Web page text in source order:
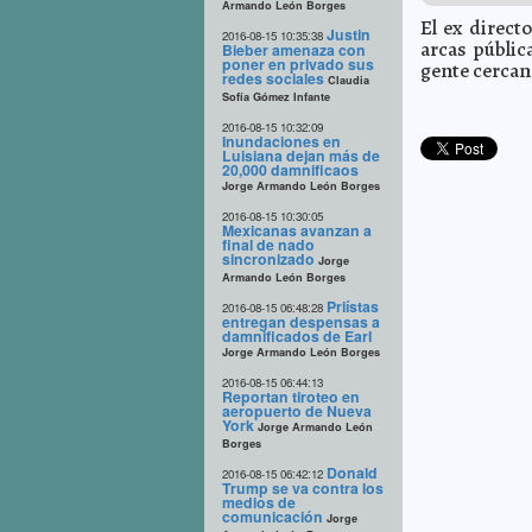
Armando León Borges
2016-08-15 10:35:38 Justin
Bieber amenaza con
poner en privado sus
redes sociales Claudia
Sofía Gómez Infante
2016-08-15 10:32:09
Inundaciones en
Luisiana dejan más de
20,000 damnificaos
Jorge Armando León Borges
2016-08-15 10:30:05
Mexicanas avanzan a
final de nado
sincronizado Jorge
Armando León Borges
2016-08-15 06:48:28 Priístas
entregan despensas a
damnificados de Earl
Jorge Armando León Borges
2016-08-15 06:44:13
Reportan tiroteo en
aeropuerto de Nueva
York Jorge Armando León
Borges
2016-08-15 06:42:12 Donald
Trump se va contra los
medios de
comunicación Jorge
El ex
arcas
gente